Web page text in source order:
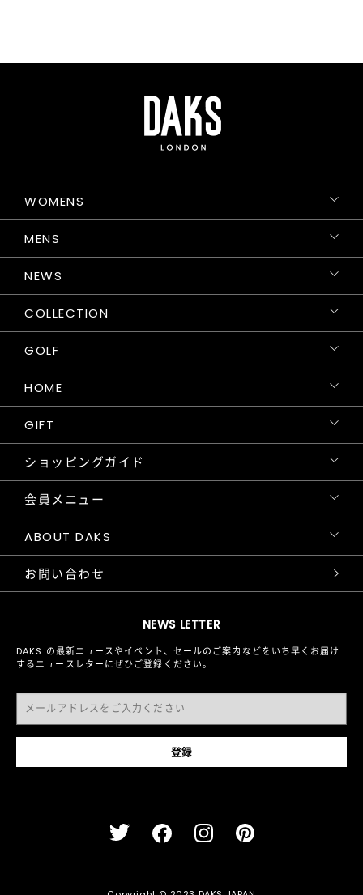
NEWS LETTER
DAKS の最新ニュースやイベント、セールのご案内などをいち早くお届け
するニュースレターにぜひご登録ください。
WOMENS
MENS
NEWS
COLLECTION
GOLF
HOME
GIFT
ショッピングガイド
会員メニュー
ABOUT DAKS
お問い合わせ